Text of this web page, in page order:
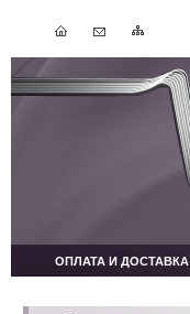
ОПЛАТА И ДОСТАВКА